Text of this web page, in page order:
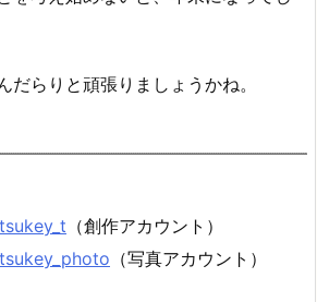
だらりと頑張りましょうかね。
（創作アカウント）
（写真アカウント）